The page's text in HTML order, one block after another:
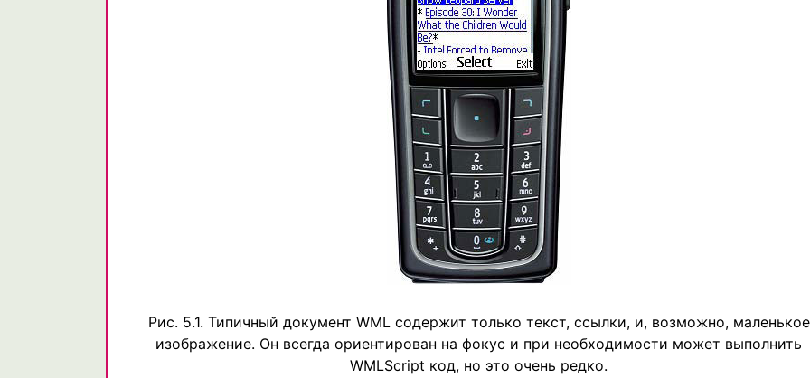
Рис. 5.1. Типичный документ WML содержит только текст, ссылки, и, возможно, маленькое
изображение. Он всегда ориентирован на фокус и при необходимости может выполнить
WMLScript код, но это очень редко.